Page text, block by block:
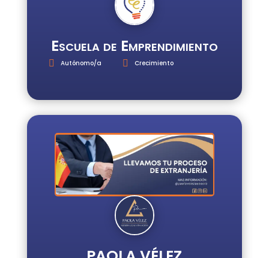
Escuela de Emprendimiento
Autónomo/a Crecimiento